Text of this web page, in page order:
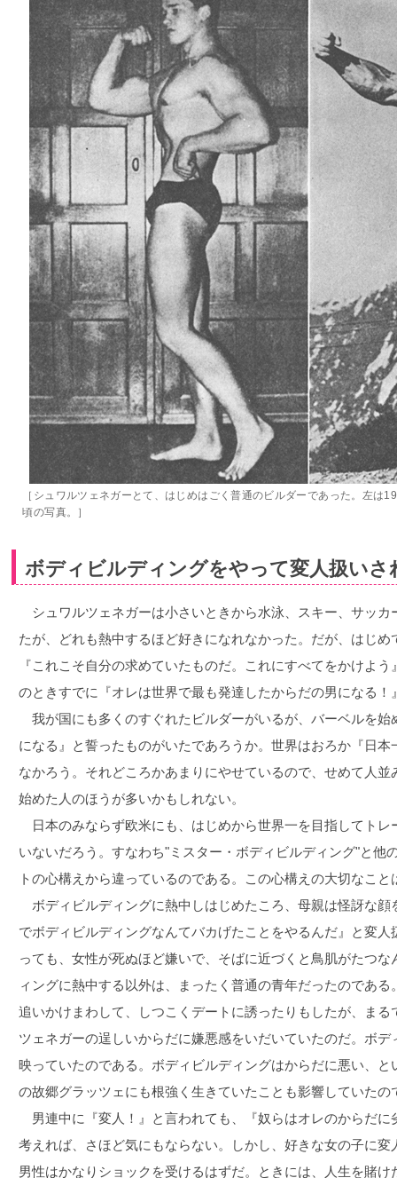
［シュワルツェネガーとて、はじめはごく普通のビルダーであった。左は
頃の写真。］
ボディビルディングをやって変人扱いさ
シュワルツェネガーは小さいときから水泳、スキー、サッカ
たが、どれも熱中するほど好きになれなかった。だが、はじ
『これこそ自分の求めていたものだ。これにすべてをかけよ
のときすでに『オレは世界で最も発達したからだの男になる
我が国にも多くのすぐれたビルダーがいるが、バーベルを始
になる』と誓ったものがいたであろうか。世界はおろか『日
なかろう。それどころかあまりにやせているので、せめて人
始めた人のほうが多いかもしれない。
日本のみならず欧米にも、はじめから世界一を目指してトレ
いないだろう。すなわち"ミスター・ボディビルディング"と他
トの心構えから違っているのである。この心構えの大切なこ
ボディビルディングに熱中しはじめたころ、母親は怪訝な顔
でボディビルディングなんてバカげたことをやるんだ』と変
っても、女性が死ぬほど嫌いで、そばに近づくと鳥肌がたつ
ィングに熱中する以外は、まったく普通の青年だったのであ
追いかけまわして、しつこくデートに誘ったりもしたが、ま
ツェネガーの逞しいからだに嫌悪感をいだいていたのだ。ボ
映っていたのである。ボディビルディングはからだに悪い、
の故郷グラッツェにも根強く生きていたことも影響していたの
男連中に『変人！』と言われても、『奴らはオレのからだに
考えれば、さほど気にもならない。しかし、好きな女の子に
男性はかなりショックを受けるはずだ。ときには、人生を賭